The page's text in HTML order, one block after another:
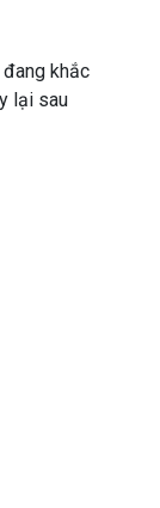
khắc
lại sau